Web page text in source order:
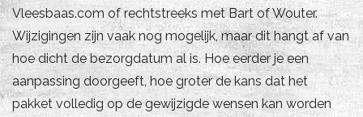
Vleesbaas.com of rechtstreeks met Bart of Wouter.
Wijzigingen zijn vaak nog mogelijk, maar dit hangt af van
hoe dicht de bezorgdatum al is. Hoe eerder je een
aanpassing doorgeeft, hoe groter de kans dat het
pakket volledig op de gewijzigde wensen kan worden